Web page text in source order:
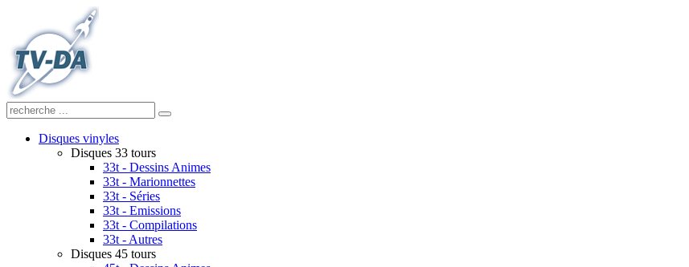
Disques vinyles
Disques 33 tours
33t - Dessins Animes
33t - Marionnettes
33t - Séries
33t - Emissions
33t - Compilations
33t - Autres
Disques 45 tours